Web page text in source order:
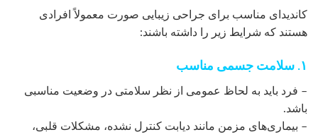
کاندیدای مناسب برای جراحی زیبایی صورت معمولاً افرادی
هستند که شرایط زیر را داشته باشند:
۱. سلامت جسمی مناسب
– فرد باید به لحاظ عمومی از نظر سلامتی در وضعیت مناسبی
باشد.
– بیماری‌های مزمن مانند دیابت کنترل نشده، مشکلات قلبی،